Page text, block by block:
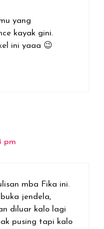
yang
kayak gini.
ini yaaa 😉
pm
mba Fika ini.
jendela,
diluar kalo lagi
pusing tapi kalo